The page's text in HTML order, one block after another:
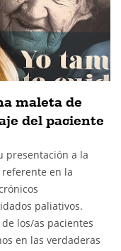
maleta de
del paciente
presentación a la
en la
paliativos.
los/as pacientes
en las verdaderas